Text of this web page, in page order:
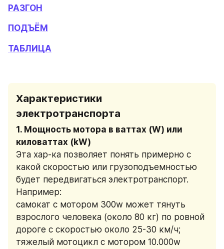
РАЗГОН
ПОДЪËМ
ТАБЛИЦА
Характеристики
электротранспорта
1. Мощность мотора в ваттах (W) или
киловаттах (kW)
Эта хар-ка позволяет понять примерно с
какой скоростью или грузоподъемностью
будет передвигаться электротранспорт.
Например:
самокат c мотором 300w может тянуть
взрослого человека (около 80 кг) по ровной
дороге с скоростью около 25-30 км/ч;
тяжелый мотоцикл с мотором 10.000w